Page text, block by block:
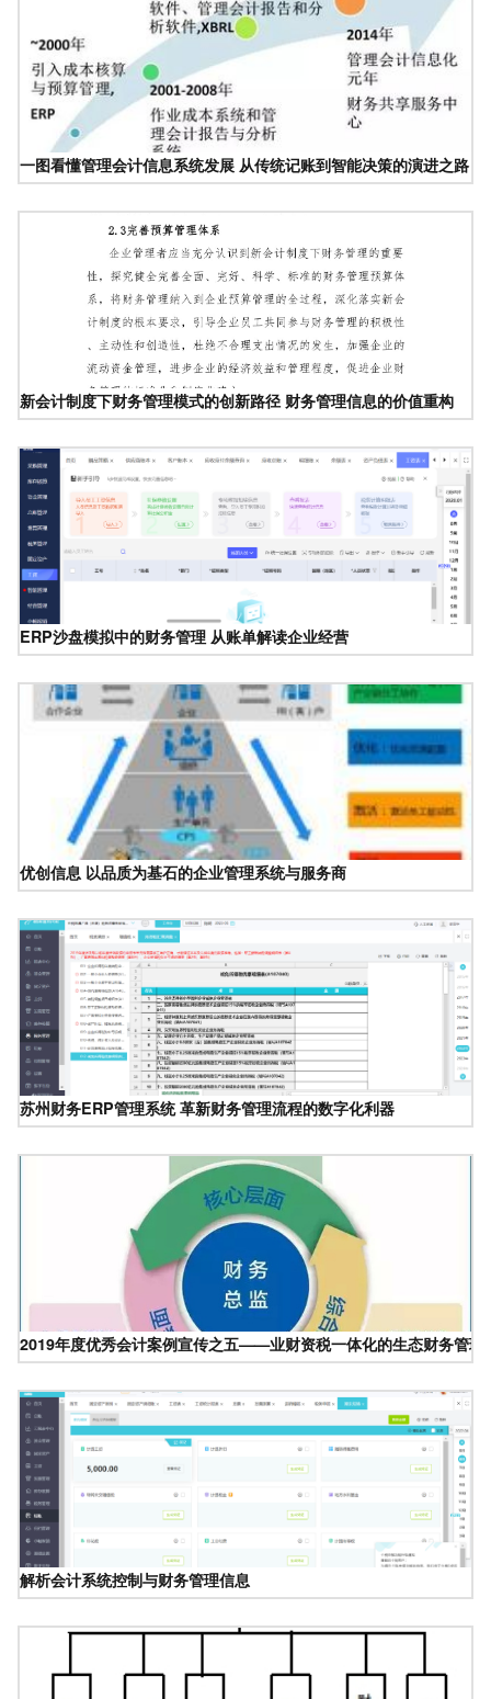
一图看懂管理会计信息系统发展 从传统记账到智能决策的演进之路
新会计制度下财务管理模式的创新路径 财务管理信息的价值重构
ERP沙盘模拟中的财务管理 从账单解读企业经营
优创信息 以品质为基石的企业管理系统与服务商
苏州财务ERP管理系统 革新财务管理流程的数字化利器
2019年度优秀会计案例宣传之五——业财资税一体化的生态财务管理
解析会计系统控制与财务管理信息